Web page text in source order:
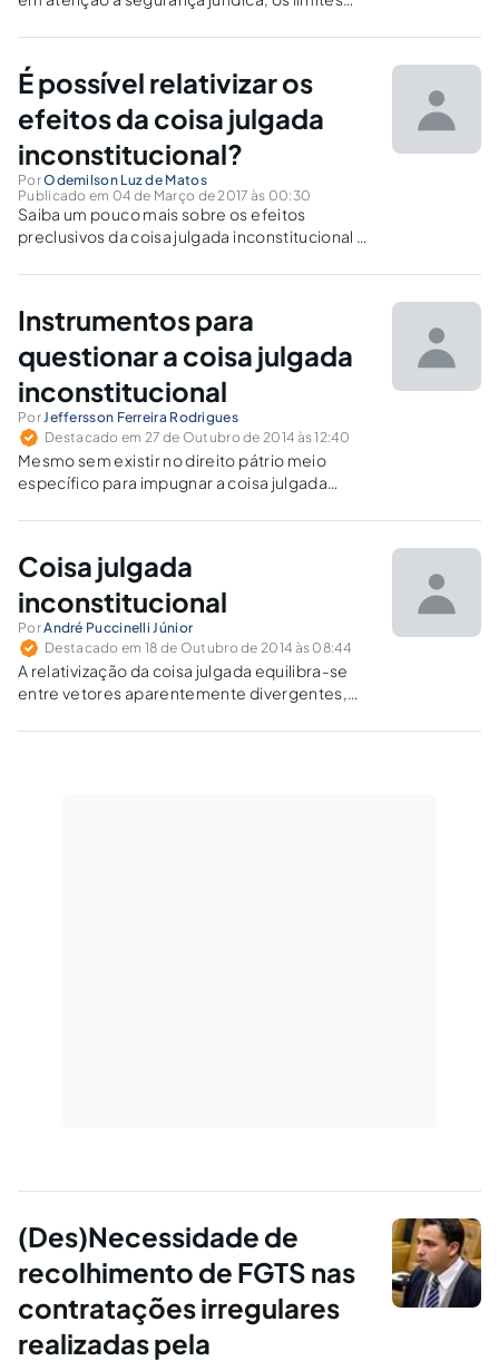
da coisa julgada e a sistemática da
impugnação ao cumprimento de sentença.
É possível relativizar os
efeitos da coisa julgada
inconstitucional?
PorOdemilson Luz de Matos
Publicado em 04 de Março de 2017 às 00:30
Saiba um pouco mais sobre os efeitos
preclusivos da coisa julgada inconstitucional e
mediante os instrumentos adequados.
Instrumentos para
questionar a coisa julgada
inconstitucional
PorJeffersson Ferreira Rodrigues
Destacado em 27 de Outubro de 2014 às 12:40
Mesmo sem existir no direito pátrio meio
específico para impugnar a coisa julgada
obtida pelo uso de mecanismos já existentes,
inovação legislativa sobre o tema.
Coisa julgada
inconstitucional
PorAndré Puccinelli Júnior
Destacado em 18 de Outubro de 2014 às 08:44
A relativização da coisa julgada equilibra-se
entre vetores aparentemente divergentes,
(segurança jurídica e supremacia
(Des)Necessidade de
recolhimento de FGTS nas
contratações irregulares
realizadas pela